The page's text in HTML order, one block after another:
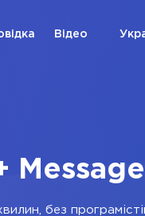
Відео
без